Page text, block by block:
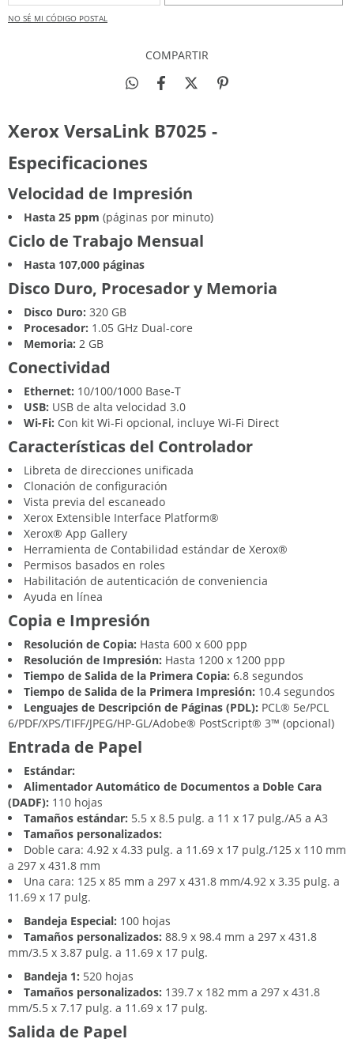
NO SÉ MI CÓDIGO POSTAL
COMPARTIR
Xerox VersaLink B7025 -
Especificaciones
Velocidad de Impresión
Hasta 25 ppm (páginas por minuto)
Ciclo de Trabajo Mensual
Hasta 107,000 páginas
Disco Duro, Procesador y Memoria
Disco Duro: 320 GB
Procesador: 1.05 GHz Dual-core
Memoria: 2 GB
Conectividad
Ethernet: 10/100/1000 Base-T
USB: USB de alta velocidad 3.0
Wi-Fi: Con kit Wi-Fi opcional, incluye Wi-Fi Direct
Características del Controlador
Libreta de direcciones unificada
Clonación de configuración
Vista previa del escaneado
Xerox Extensible Interface Platform®
Xerox® App Gallery
Herramienta de Contabilidad estándar de Xerox®
Permisos basados en roles
Habilitación de autenticación de conveniencia
Ayuda en línea
Copia e Impresión
Resolución de Copia: Hasta 600 x 600 ppp
Resolución de Impresión: Hasta 1200 x 1200 ppp
Tiempo de Salida de la Primera Copia: 6.8 segundos
Tiempo de Salida de la Primera Impresión: 10.4 segundos
Lenguajes de Descripción de Páginas (PDL): PCL® 5e/PCL
6/PDF/XPS/TIFF/JPEG/HP-GL/Adobe® PostScript® 3™ (opcional)
Entrada de Papel
Estándar:
Alimentador Automático de Documentos a Doble Cara
(DADF): 110 hojas
Tamaños estándar: 5.5 x 8.5 pulg. a 11 x 17 pulg./A5 a A3
Tamaños personalizados:
Doble cara: 4.92 x 4.33 pulg. a 11.69 x 17 pulg./125 x 110 mm
a 297 x 431.8 mm
Una cara: 125 x 85 mm a 297 x 431.8 mm/4.92 x 3.35 pulg. a
11.69 x 17 pulg.
Bandeja Especial: 100 hojas
Tamaños personalizados: 88.9 x 98.4 mm a 297 x 431.8
mm/3.5 x 3.87 pulg. a 11.69 x 17 pulg.
Bandeja 1: 520 hojas
Tamaños personalizados: 139.7 x 182 mm a 297 x 431.8
mm/5.5 x 7.17 pulg. a 11.69 x 17 pulg.
Salida de Papel